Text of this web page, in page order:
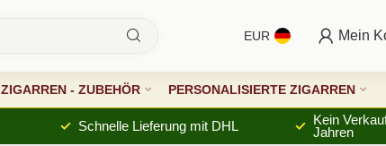
EUR Mein
ZIGARREN - ZUBEHÖR PERSONALISIERTE ZIGARREN
Schnelle Lieferung mit DHL
Kein
Jahren